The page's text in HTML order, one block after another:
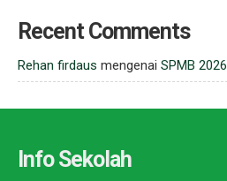
Recent Comments
Rehan firdaus mengenai SPMB 2026
Info Sekolah